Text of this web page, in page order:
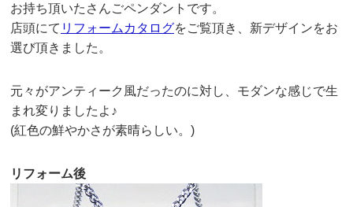
お持ち頂いたさんごペンダントです。
店頭にて リフォームカタログをご覧頂き、新デザインをお
選び頂きました。
元々がアンティーク風だったのに対し、モダンな感じで生
まれ変りましたよ♪
(紅色の鮮やかさが素晴らしい。)
リフォーム後